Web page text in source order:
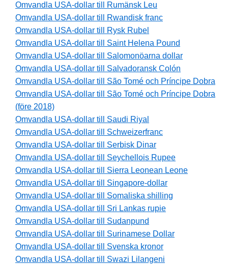
Omvandla USA-dollar till Rumänsk Leu
Omvandla USA-dollar till Rwandisk franc
Omvandla USA-dollar till Rysk Rubel
Omvandla USA-dollar till Saint Helena Pound
Omvandla USA-dollar till Salomonöarna dollar
Omvandla USA-dollar till Salvadoransk Colón
Omvandla USA-dollar till São Tomé och Príncipe Dobra
Omvandla USA-dollar till São Tomé och Príncipe Dobra
(före 2018)
Omvandla USA-dollar till Saudi Riyal
Omvandla USA-dollar till Schweizerfranc
Omvandla USA-dollar till Serbisk Dinar
Omvandla USA-dollar till Seychellois Rupee
Omvandla USA-dollar till Sierra Leonean Leone
Omvandla USA-dollar till Singapore-dollar
Omvandla USA-dollar till Somaliska shilling
Omvandla USA-dollar till Sri Lankas rupie
Omvandla USA-dollar till Sudanpund
Omvandla USA-dollar till Surinamese Dollar
Omvandla USA-dollar till Svenska kronor
Omvandla USA-dollar till Swazi Lilangeni